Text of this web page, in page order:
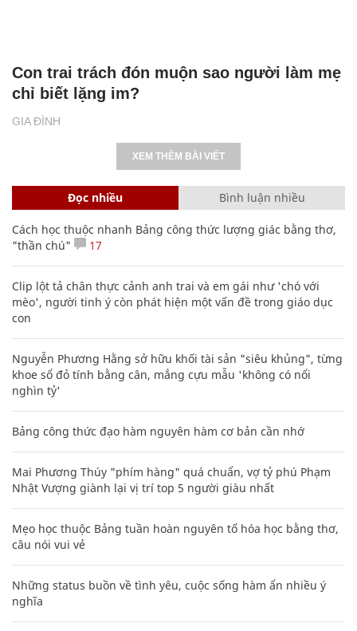
GIA ĐÌNH
Con trai trách đón muộn sao người làm mẹ
chỉ biết lặng im?
XEM THÊM BÀI VIẾT
Đọc nhiều Bình luận nhiều
Cách học thuộc nhanh Bảng công thức lượng giác bằng thơ,
"thần chú"
17
Clip lột tả chân thực cảnh anh trai và em gái như 'chó với
mèo', người tinh ý còn phát hiện một vấn đề trong giáo dục
con
Nguyễn Phương Hằng sở hữu khối tài sản "siêu khủng", từng
khoe sổ đỏ tính bằng cân, mắng cựu mẫu 'không có nổi
nghìn tỷ'
Bảng công thức đạo hàm nguyên hàm cơ bản cần nhớ
Mai Phương Thúy "phím hàng" quá chuẩn, vợ tỷ phú Phạm
Nhật Vượng giành lại vị trí top 5 người giàu nhất
Mẹo học thuộc Bảng tuần hoàn nguyên tố hóa học bằng thơ,
câu nói vui vẻ
Những status buồn về tình yêu, cuộc sống hàm ẩn nhiều ý
nghĩa